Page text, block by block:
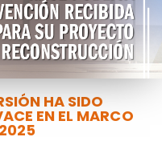
HA SIDO
EN EL MARCO
2025